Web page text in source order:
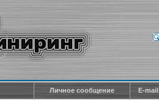
Личное сообщение E-